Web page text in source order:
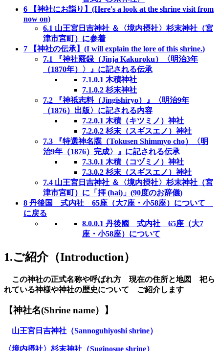
6 【神社にお詣り】(Here's a look at the shrine visit from
now on)
6.1 山王宮日吉神社 ＆〈境内摂社〉杉末神社（宮
津市宮町）に参着
7 【神社の伝承】(I will explain the lore of this shrine.)
7.1
『神社覈録（Jinja Kakuroku）〈明治3年
（1870年）〉』に記される伝承
7.1.0.1 木積神社
7.1.0.2 杉末神社
7.2 『神祇志料（Jingishiryo）』〈明治9年
（1876）出版〉に記される内容
7.2.0.1 木積（キツミノ）神社
7.2.0.2 杉末（スギスエノ）神社
7.3 『特選神名牒（Tokusen Shimmyo cho）〈明
治9年（1876）完成〉』に記される伝承
7.3.0.1 木積（コヅミノ）神社
7.3.0.2 杉末（スギスエノ）神社
7.4 山王宮日吉神社 ＆〈境内摂社〉杉末神社（宮
津市宮町）に「拝 (hai)」(90度のお辞儀)
8 丹後国 式内社 65座（大7座・小58座）について
に戻る
8.0.0.1 丹後國 式内社 65座（大7
座・小58座）について
1.ご紹介（Introduction）
この神社の正式名称や呼ばれ方 現在の住所と地図 祀ら
れている神様や神社の歴史について ご紹介します
【神社名(Shrine name） 】
山王宮日吉神社（Sannoguhiyoshi shrine）
〈境内摂社〉杉末神社（Suginosue shrine）